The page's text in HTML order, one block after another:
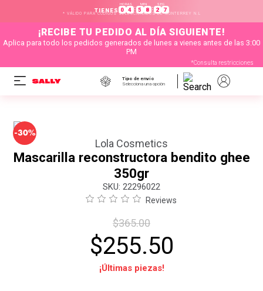
TIENES
HORAS
0 4 :
MIN
5 8 :
SEG
2 7
* VÁLIDO PARA CÓDIGOS SELECCIONADOS DE MONTERREY N.L
¡RECIBE TU PEDIDO AL DÍA SIGUIENTE!
Aplica para todo los pedidos generados de lunes a vienes antes de las 3:00
PM
*Consulta restricciones
Tipo de envío
Selecciona una opción
-30%
Lola Cosmetics
Mascarilla reconstructora bendito ghee
350gr
: 22296022
Reviews
$365.00
$255.50
¡Últimas piezas!